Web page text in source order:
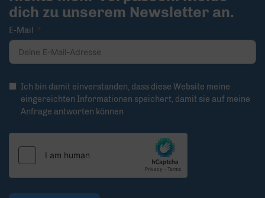
dich zu unserem Newsletter an.
E-Mail
Ich bin damit einverstanden, dass diese Website meine
eingereichten Informationen speichert, damit sie auf meine
Anfrage antworten können